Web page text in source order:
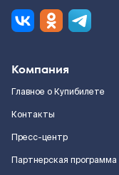
Компания
Главное о Купибилете
Контакты
Пресс-центр
Партнерская программа